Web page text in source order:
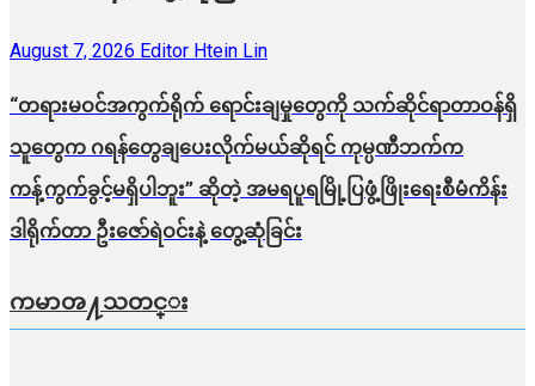
August 7, 2026 Editor Htein Lin
“တရားမဝင်အကွက်ရိုက် ရောင်းချမှုတွေကို သက်ဆိုင်ရာတာဝန်ရှိ
သူတွေက ဂရန်တွေချပေးလိုက်မယ်ဆိုရင် ကုမ္ပဏီဘက်က
ကန့်ကွက်ခွင့်မရှိပါဘူး” ဆိုတဲ့ အမရပူရမြို့ပြဖွံ့ဖြိုးရေးစီမံကိန်း
ဒါရိုက်တာ ဦးဇော်ရဲဝင်းနဲ့ တွေ့ဆုံခြင်း
ကမာၻ႔သတင္း